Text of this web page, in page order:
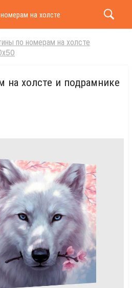
на холсте и подрамнике 40х50
по номерам на холсте
на холсте и подрамнике